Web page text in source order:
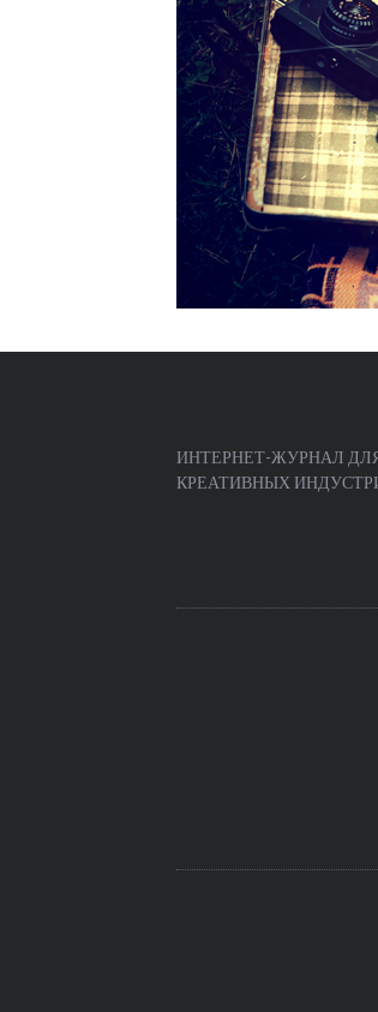
ИНТЕРНЕТ-ЖУРНАЛ
КРЕАТИВНЫХ